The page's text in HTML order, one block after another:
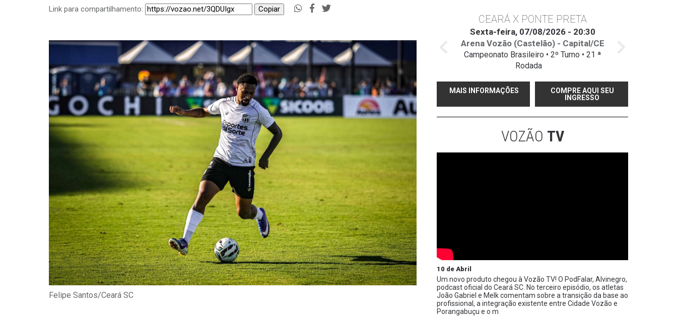
Link para compartilhamento: Copiar
Felipe Santos/Ceará SC
CEARÁ X PONTE PRETA
Sexta-feira, 07/08/2026 - 20:30
Arena Vozão (Castelão) - Capital/CE
Campeonato Brasileiro • 2º Turno • 21 ª
Rodada
MAIS INFORMAÇÕES
COMPRE AQUI SEU
INGRESSO
VOZÃO TV
10 de Abril
Um novo produto chegou à Vozão TV! O PodFalar, Alvinegro,
podcast oficial do Ceará SC. No terceiro episódio, os atletas
João Gabriel e Melk comentam sobre a transição da base ao
profissional, a integração existente entre Cidade Vozão e
Porangabuçu e o m